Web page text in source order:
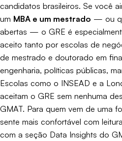
candidatos brasileiros. Se você
um MBA e um mestrado — ou
abertas — o GRE é
aceito tanto por escolas de
de mestrado e doutorado em
engenharia, políticas públicas,
Escolas como o INSEAD e a
aceitam o GRE sem nenhuma
GMAT. Para quem vem de uma
sente mais confortável com
com a seção Data Insights do